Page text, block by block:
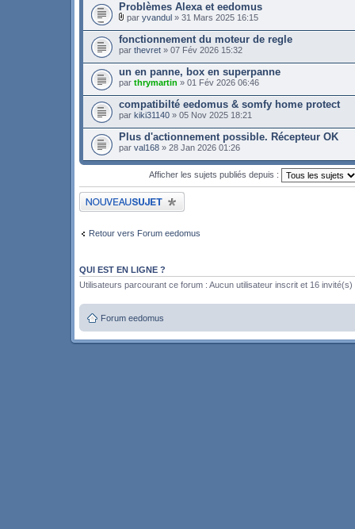
Problèmes Alexa et eedomus
par yvandul » 31 Mars 2025 16:15
fonctionnement du moteur de regle
par thevret » 07 Fév 2026 15:32
un en panne, box en superpanne
par thrymartin » 01 Fév 2026 06:46
compatibilté eedomus & somfy home protect
par kiki31140 » 05 Nov 2025 18:21
Plus d'actionnement possible. Récepteur OK
par val168 » 28 Jan 2026 01:26
Afficher les sujets publiés depuis :
Publier un nouveau sujet
Retour vers Forum eedomus
QUI EST EN LIGNE ?
Utilisateurs parcourant ce forum : Aucun utilisateur inscrit et 16 invité(s)
Forum eedomus